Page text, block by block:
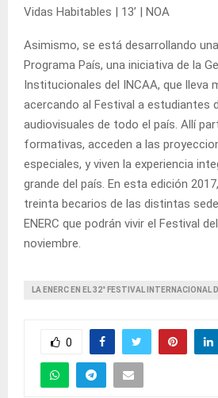
Vidas Habitables | 13’ | NOA
Asimismo, se está desarrollando
Programa País, una iniciativa de la
Institucionales del INCAA, que lleva
acercando al Festival a estudiantes
audiovisuales de todo el país. Allí
formativas, acceden a las
especiales, y viven la experiencia
grande del país. En esta edición
treinta becarios de las distintas
ENERC que podrán vivir el Festival
noviembre.
LA ENERC EN EL 32° FESTIVAL INTERNACIONAL
0